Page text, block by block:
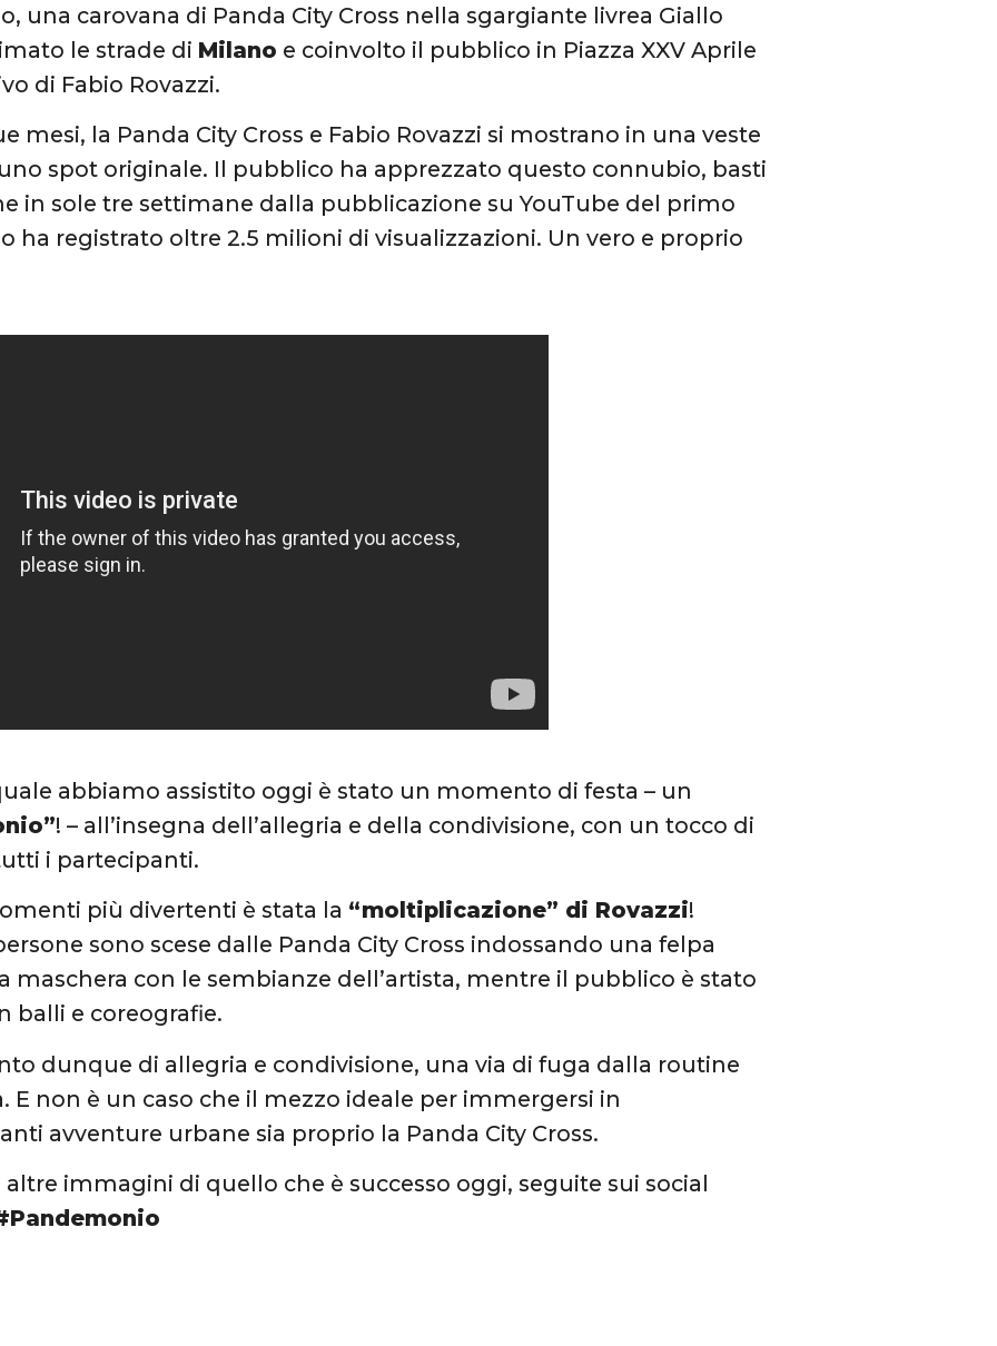
una carovana di Panda City Cross nella sgargiante livrea Giallo
le strade di Milano e coinvolto il pubblico in Piazza XXV Aprile
di Fabio Rovazzi.
mesi, la Panda City Cross e Fabio Rovazzi si mostrano in una veste
spot originale. Il pubblico ha apprezzato questo connubio, basti
in sole tre settimane dalla pubblicazione su YouTube del primo
ha registrato oltre 2.5 milioni di visualizzazioni. Un vero e proprio
abbiamo assistito oggi è stato un momento di festa – un
! – all’insegna dell’allegria e della condivisione, con un tocco di
i partecipanti.
più divertenti è stata la “moltiplicazione” di Rovazzi!
sono scese dalle Panda City Cross indossando una felpa
maschera con le sembianze dell’artista, mentre il pubblico è stato
balli e coreografie.
dunque di allegria e condivisione, una via di fuga dalla routine
E non è un caso che il mezzo ideale per immergersi in
avventure urbane sia proprio la Panda City Cross.
altre immagini di quello che è successo oggi, seguite sui social